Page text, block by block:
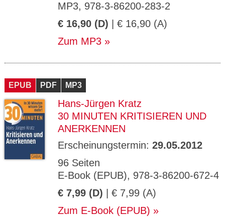
MP3, 978-3-86200-283-2
€ 16,90 (D) | € 16,90 (A)
Zum MP3
EPUB PDF MP3
Hans-Jürgen Kratz
30 MINUTEN KRITISIEREN UND
ANERKENNEN
Erscheinungstermin: 29.05.2012
96 Seiten
E-Book (EPUB), 978-3-86200-672-4
€ 7,99 (D) | € 7,99 (A)
Zum E-Book (EPUB)